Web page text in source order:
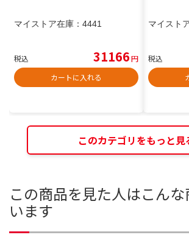
マイストア在庫： 4441
税込 31166円
カートに入れる
マイスト
税込
このカテゴリをもっと見
この商品を見た人はこん
います